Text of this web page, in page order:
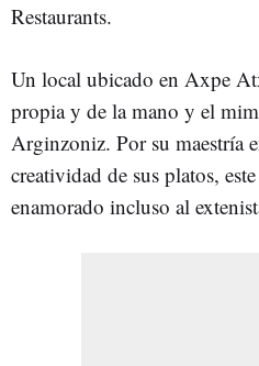
Restaurants.
Un local ubicado en Axpe
propia y de la mano y el
Arginzoniz. Por su maestría
creatividad de sus platos,
enamorado incluso al